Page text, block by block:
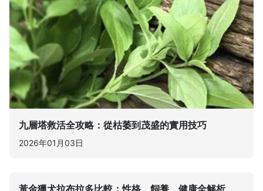
九層塔救活全攻略：從枯萎到茂盛的實用技巧
2026年01月03日